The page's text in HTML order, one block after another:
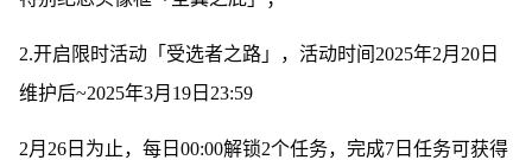
2.开启限时活动「受选者之路」，活动时间2025年2月20日
维护后~2025年3月19日23:59
2月26日为止，每日00:00解锁2个任务，完成7日任务可获得